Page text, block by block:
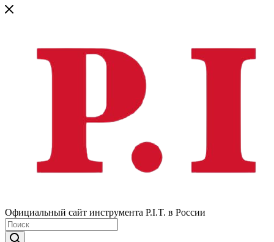
Официальный сайт инструмента P.I.T. в России